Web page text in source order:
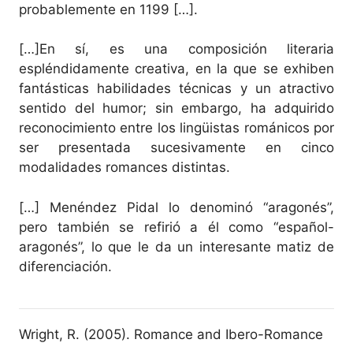
probablemente en 1199 […].
[…]En sí, es una composición literaria
espléndidamente creativa, en la que se exhiben
fantásticas habilidades técnicas y un atractivo
sentido del humor; sin embargo, ha adquirido
reconocimiento entre los lingüistas románicos por
ser presentada sucesivamente en cinco
modalidades romances distintas.
[…] Menéndez Pidal lo denominó “aragonés”,
pero también se refirió a él como “español-
aragonés”, lo que le da un interesante matiz de
diferenciación.
Wright, R. (2005). Romance and Ibero-Romance